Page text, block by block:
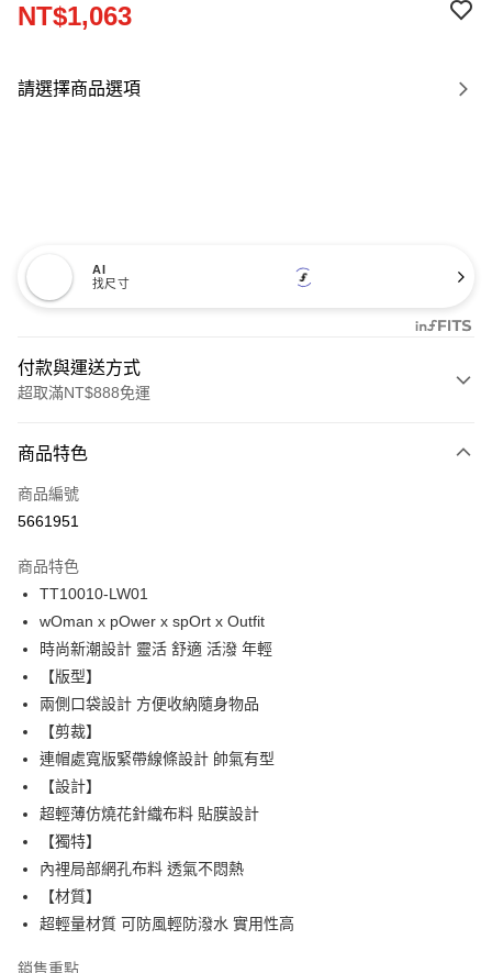
NT$1,063
請選擇商品選項
AI
找尺寸
付款與運送方式
超取滿NT$888免運
信用卡一次付款
信用卡分期付款
合作金庫商業銀行
華南商業銀行
上海商業儲蓄銀行
國泰世華商業銀行
兆豐國際商業銀行
臺灣中小企業銀行
匯豐（台灣）商業銀行
聯邦商業銀行
元大商業銀行
玉山商業銀行
星展（台灣）商業銀行
台新國際商業銀行
台灣樂天信用卡公司
LINE Pay
Apple Pay
悠遊付
AFTEE先享後付
相關說明
【關於「AFTEE先享後付」】
AFTEE先享後付是「在收到商品之後才付款」的支付方式。 讓您購物簡單
便利好安心！
１．簡單：不需註冊會員、不需綁卡、不需儲值。
２．便利：只要手機號碼，簡訊認證，即可結帳。
運送方式
商品特色
商品編號
5661951
商品特色
TT10010-LW01
wOman x pOwer x spOrt x Outfit
時尚新潮設計 靈活 舒適 活潑 年輕
【版型】
兩側口袋設計 方便收納隨身物品
【剪裁】
連帽處寬版緊帶線條設計 帥氣有型
【設計】
超輕薄仿燒花針織布料 貼膜設計
【獨特】
內裡局部網孔布料 透氣不悶熱
【材質】
超輕量材質 可防風輕防潑水 實用性高
銷售重點